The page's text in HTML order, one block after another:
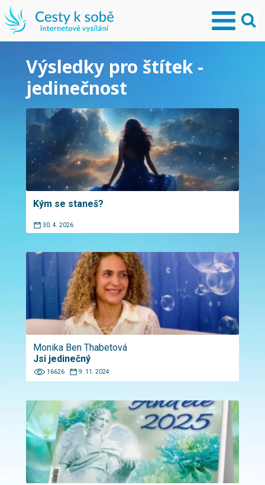
Výsledky pro štítek -
jedinečnost
Kým se staneš?
30. 4. 2026
Monika Ben Thabetová
Jsi jedinečný
16626 9. 11. 2024